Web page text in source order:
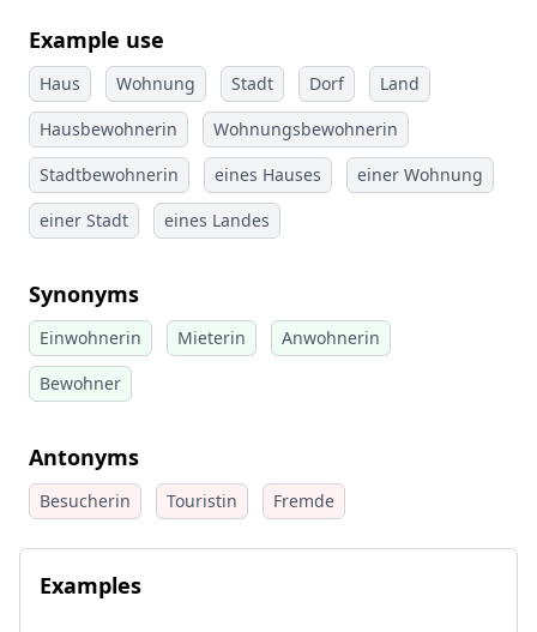
Example use
Haus Wohnung Stadt Dorf
Land
Hausbewohnerin
Wohnungsbewohnerin
Stadtbewohnerin
eines Hauses
einer Wohnung
einer Stadt
eines Landes
Synonyms
Einwohnerin Mieterin
Anwohnerin
Bewohner
Antonyms
Besucherin Touristin Fremde
Examples